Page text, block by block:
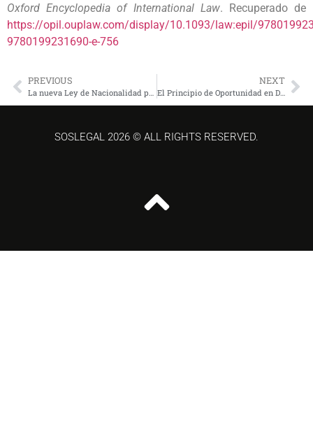
Oxford Encyclopedia of International Law. Recuperado de
https://opil.ouplaw.com/display/10.1093/law:epil/
9780199231690-e-756
PREVIOUS
La nueva Ley de Nacionalidad peruana, el proceso de consulta pública del Reglamento y sus implicancias jurídicas
NEXT
El Principio de Oportunidad en Delitos de Peligro Común: Una Alternativa Válida en la Política Criminal Peruana
SOSLEGAL 2026 © ALL RIGHTS RESERVED.